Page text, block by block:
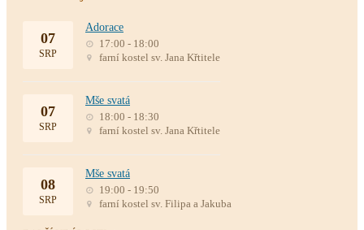
07
SRP
Adorace
17:00 - 18:00
farní kostel sv. Jana Křtitele
07
SRP
Mše svatá
18:00 - 18:30
farní kostel sv. Jana Křtitele
08
SRP
Mše svatá
19:00 - 19:50
farní kostel sv. Filipa a Jakuba